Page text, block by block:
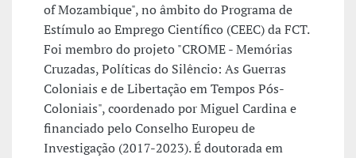
of Mozambique", no âmbito do Programa de
Estímulo ao Emprego Científico (CEEC) da FCT.
Foi membro do projeto "CROME - Memórias
Cruzadas, Políticas do Silêncio: As Guerras
Coloniais e de Libertação em Tempos Pós-
Coloniais", coordenado por Miguel Cardina e
financiado pelo Conselho Europeu de
Investigação (2017-2023). É doutorada em